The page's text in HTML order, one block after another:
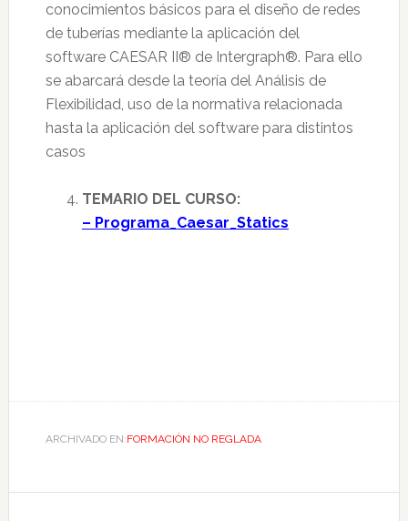
conocimientos básicos para el diseño de redes
de tuberías mediante la aplicación del
software CAESAR II® de Intergraph®. Para ello
se abarcará desde la teoría del Análisis de
Flexibilidad, uso de la normativa relacionada
hasta la aplicación del software para distintos
casos
TEMARIO DEL CURSO:
– Programa_Caesar_Statics
ARCHIVADO EN:FORMACIÓN NO REGLADA